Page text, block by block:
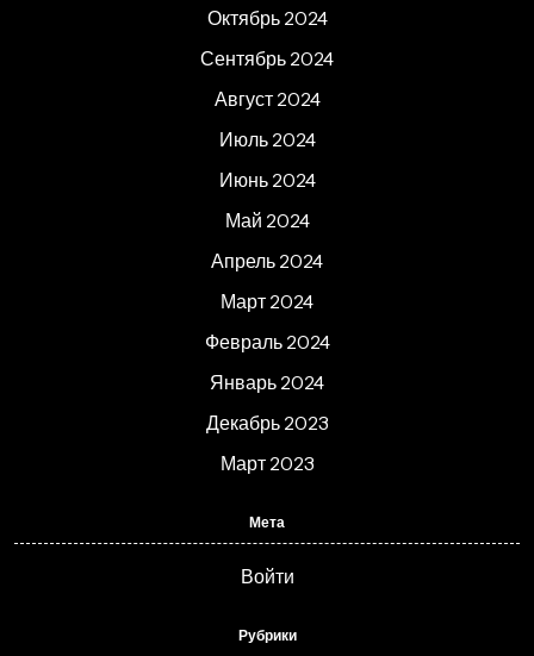
Октябрь 2024
Сентябрь 2024
Август 2024
Июль 2024
Июнь 2024
Май 2024
Апрель 2024
Март 2024
Февраль 2024
Январь 2024
Декабрь 2023
Март 2023
Мета
Войти
Рубрики